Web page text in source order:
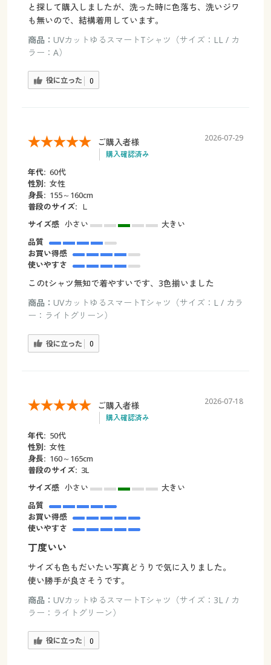
と探して購入しましたが、洗った時に色落ち、洗いジワ
も無いので、結構着用しています。
商品： UVカットゆるスマートTシャツ（サイズ：LL / カ
ラー：A）
役に立った 0
ご購入者様
購入確認済み
2026-07-29
年代: 60代
性別: 女性
身長: 155～160cm
普段のサイズ: Ｌ
サイズ感 小さい
大きい
品質
お買い得感
使いやすさ
このtシャツ無知で着やすいです、3色揃いました
商品： UVカットゆるスマートTシャツ（サイズ：L / カラ
ー：ライトグリーン）
役に立った 0
ご購入者様
購入確認済み
2026-07-18
年代: 50代
性別: 女性
身長: 160～165cm
普段のサイズ: 3L
サイズ感 小さい
大きい
品質
お買い得感
使いやすさ
丁度いい
サイズも色もだいたい写真どうりで気に入りました。
使い勝手が良さそうです。
商品： UVカットゆるスマートTシャツ（サイズ：3L / カ
ラー：ライトグリーン）
役に立った 0